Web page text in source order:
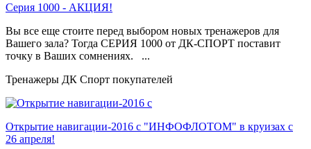
Серия 1000 - АКЦИЯ!
Вы все еще стоите перед выбором новых тренажеров для
Вашего зала? Тогда СЕРИЯ 1000 от ДК-СПОРТ поставит
точку в Ваших сомнениях. ...
Тренажеры ДК Спорт покупателей
Открытие навигации-2016 с "ИНФОФЛОТОМ" в круизах с
26 апреля!